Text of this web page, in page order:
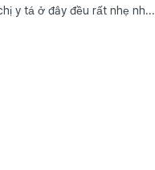
các chị ở quầy lễ tân và các chị y tá ở đây đều rất nhẹ nh...